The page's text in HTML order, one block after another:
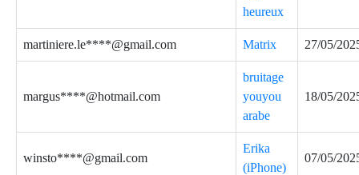
heureux
martiniere.le****@gmail.com Matrix 27/05/
margus****@hotmail.com
bruitage
youyou
arabe
18/05/
winsto****@gmail.com
Erika
(iPhone)
07/05/